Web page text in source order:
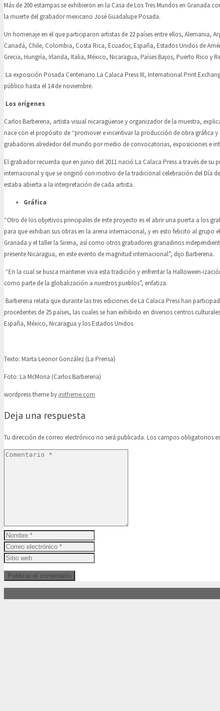
Más de 200 estampas se exhibieron en la Casa de Los Tres Mundos en Granada
la muerte del grabador mexicano José Guadalupe Posada.
Un homenaje en el que participaron artistas de 22 países entre ellos, Alemania,
Canadá, Chile, Colombia, Costa Rica, Ecuador, España, Estados Unidos de
Grecia, Hungría, Irlanda, Italia, México, Nicaragua, Países Bajos, Puerto Rico y
La exposición Posada Centenario La Calaca Press III, International Print
público hasta el 14 de noviembre.
Los orígenes
Carlos Barberena, artista visual nicaragüense y organizador de la muestra,
nace con el propósito de “promover e incentivar la producción de obra gráfica y
grabadores alrededor del mundo por medio de convocatorias, exposiciones e
El grabador recuerda que en junio del 2011 nació La Calaca Press a través de su
internacional y que se originó con motivo de la tradicional celebración del Día
estaba abierta a la interpretación de cada artista.
Gráfica
“Otro de los objetivos principales de este proyecto es el abrir una puerta a los
para que exhiban sus obras en la arena internacional, y en esto felicito al grupo
Granada y el taller la Sirena, así como otros grabadores granadinos
presente Nicaragua, en este evento de magnitud internacional”, dijo Barberena.
“En la cual se busca mantener viva esta tradición y enfrentar la Halloween-
como parte de la globalización a nuestros pueblos”, enfatiza.
Barberena relata que durante las tres ediciones de La Calaca Press han
procedentes de 25 países, las cuales se han exhibido en diversos centros
España, México, Nicaragua y los Estados Unidos.
Texto: Marta Leonor González (La Prensa)
Foto: La McMona (Carlos Barberena)
wordpress theme by initheme.com
Deja una respuesta
Tu dirección de correo electrónico no será publicada. Los campos obligatorios